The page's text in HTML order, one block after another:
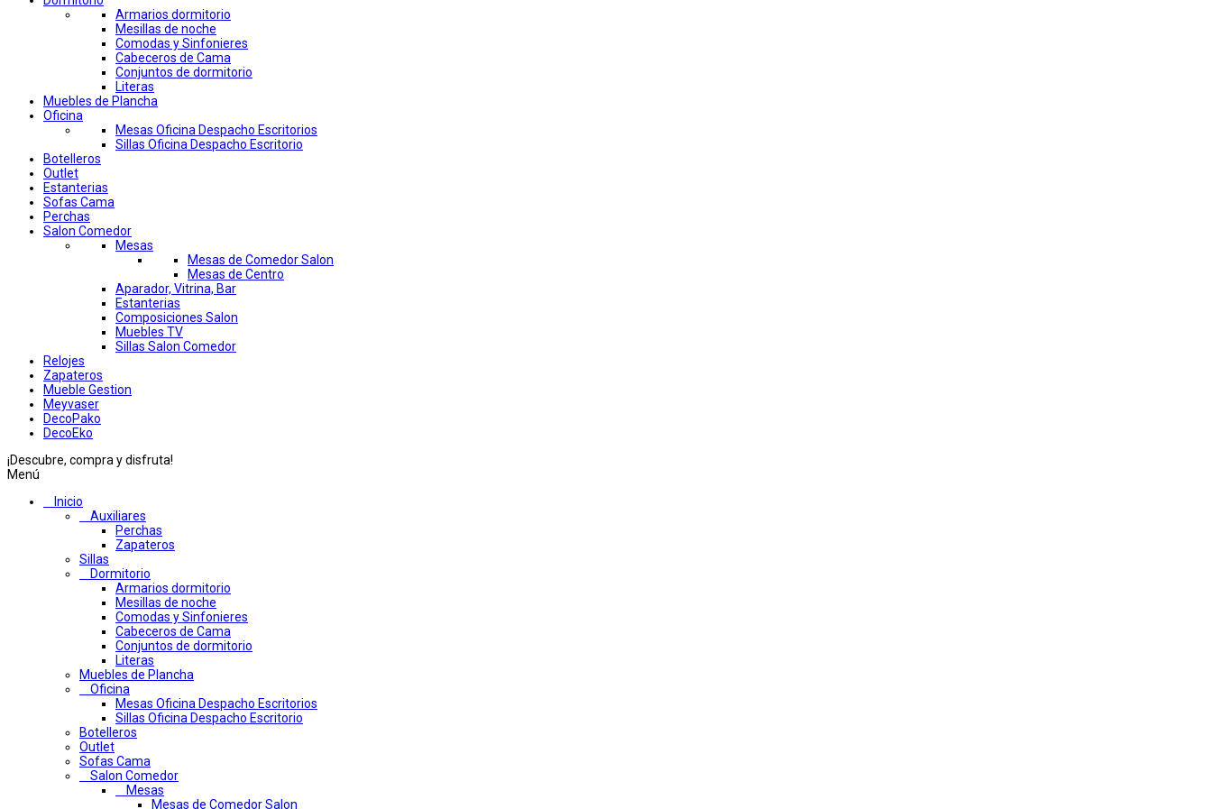
Armarios dormitorio
Mesillas de noche
Comodas y Sinfonieres
Cabeceros de Cama
Conjuntos de dormitorio
Literas
Muebles de Plancha
Oficina
Mesas Oficina Despacho Escritorios
Sillas Oficina Despacho Escritorio
Botelleros
Outlet
Estanterias
Sofas Cama
Perchas
Salon Comedor
Mesas
Mesas de Comedor Salon
Mesas de Centro
Aparador, Vitrina, Bar
Estanterias
Composiciones Salon
Muebles TV
Sillas Salon Comedor
Relojes
Zapateros
Mueble Gestion
Meyvaser
DecoPako
DecoEko
¡Descubre, compra y disfruta!
Menú
Inicio
Auxiliares
Perchas
Zapateros
Sillas
Dormitorio
Armarios dormitorio
Mesillas de noche
Comodas y Sinfonieres
Cabeceros de Cama
Conjuntos de dormitorio
Literas
Muebles de Plancha
Oficina
Mesas Oficina Despacho Escritorios
Sillas Oficina Despacho Escritorio
Botelleros
Outlet
Sofas Cama
Salon Comedor
Mesas
Mesas de Comedor Salon